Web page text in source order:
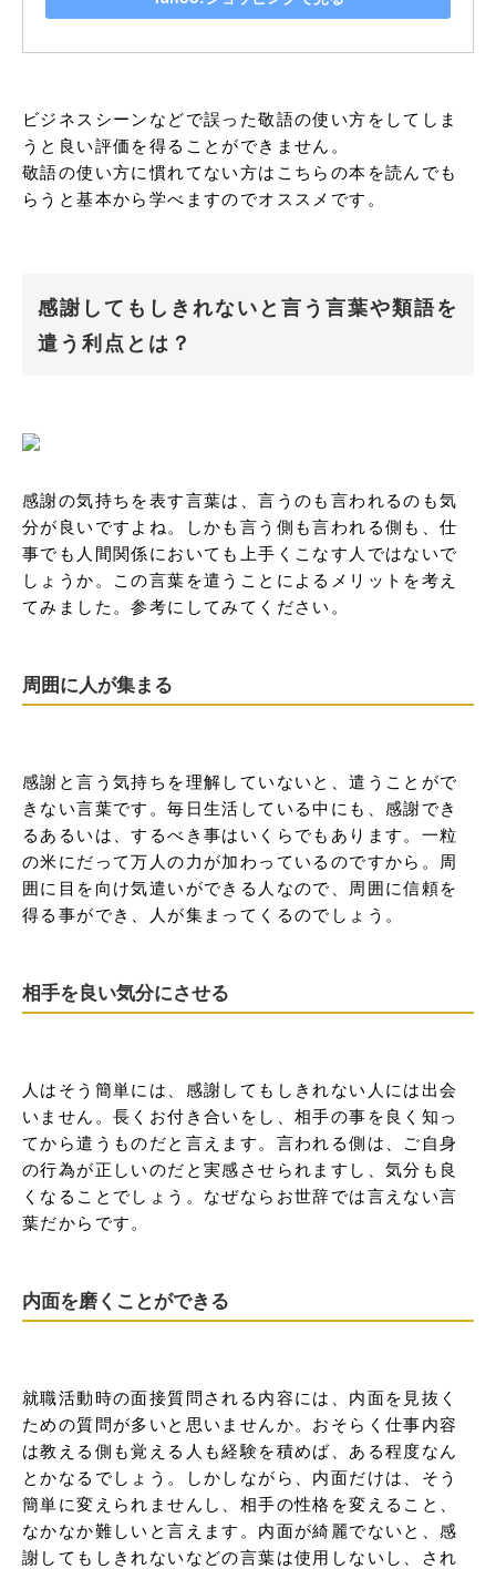
ビジネスシーンなどで誤った敬語の使い方をしてしま
うと良い評価を得ることができません。
敬語の使い方に慣れてない方はこちらの本を読んでも
らうと基本から学べますのでオススメです。
感謝してもしきれないと言う言葉や類語を
遣う利点とは？
感謝の気持ちを表す言葉は、言うのも言われるのも気
分が良いですよね。しかも言う側も言われる側も、仕
事でも人間関係においても上手くこなす人ではないで
しょうか。この言葉を遣うことによるメリットを考え
てみました。参考にしてみてください。
周囲に人が集まる
感謝と言う気持ちを理解していないと、遣うことがで
きない言葉です。毎日生活している中にも、感謝でき
るあるいは、するべき事はいくらでもあります。一粒
の米にだって万人の力が加わっているのですから。周
囲に目を向け気遣いができる人なので、周囲に信頼を
得る事ができ、人が集まってくるのでしょう。
相手を良い気分にさせる
人はそう簡単には、感謝してもしきれない人には出会
いません。長くお付き合いをし、相手の事を良く知っ
てから遣うものだと言えます。言われる側は、ご自身
の行為が正しいのだと実感させられますし、気分も良
くなることでしょう。なぜならお世辞では言えない言
葉だからです。
内面を磨くことができる
就職活動時の面接質問される内容には、内面を見抜く
ための質問が多いと思いませんか。おそらく仕事内容
は教える側も覚える人も経験を積めば、ある程度なん
とかなるでしょう。しかしながら、内面だけは、そう
簡単に変えられませんし、相手の性格を変えること、
なかなか難しいと言えます。内面が綺麗でないと、感
謝してもしきれないなどの言葉は使用しないし、され